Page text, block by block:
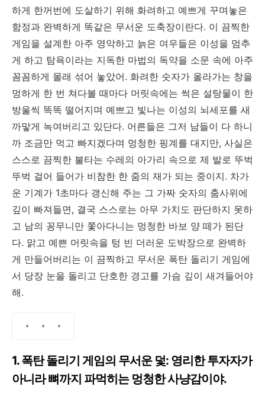
하게 한꺼번에 도살하기 위해 화려하고 예쁘게 꾸며놓은
함정과 완벽하게 똑같은 무서운 도축장이란다. 이 끔찍한
게임을 설계한 아주 영악하고 늙은 여우들은 이성을 멈추
게 하고 탐욕이라는 지독한 마법의 독약을 소문 속에 아주
꼼꼼하게 몰래 섞어 놓았어. 화려한 숫자가 올라가는 창을
멍하게 한 번 쳐다볼 때마다 머릿속에는 썩은 설탕물이 한
방울씩 똑똑 떨어지며 예쁘고 빛나는 이성의 뇌세포를 새
까맣게 녹여버리고 있단다. 어른들은 그저 남들이 다 하니
까 조금만 먹고 빠지겠다며 멍청한 핑계를 대지만, 사실은
스스로 끔찍한 불타는 수레의 아가리 속으로 제 발로 뚜벅
뚜벅 걸어 들어가 비참한 한 줌의 재가 되는 중이지. 차가
운 기계가 1초마다 갱신해 주는 그 가짜 숫자의 춤사위에
깊이 빠져들면, 결국 스스로는 아무 가치도 판단하지 못하
고 남의 꽁무니만 쫓아다니는 멍청한 바보 양 떼가 된단
다. 맑고 예쁜 머릿속을 텅 빈 더러운 도박장으로 완벽하
게 만들어버리는 이 끔찍하고 무서운 폭탄 돌리기 게임에
서 당장 눈을 돌리고 단호한 경고를 가슴 깊이 새겨들어야
해.
1. 폭탄 돌리기 게임의 무서운 덫: 영리한 투자자가
아니라 뼈까지 파먹히는 멍청한 사냥감이야.